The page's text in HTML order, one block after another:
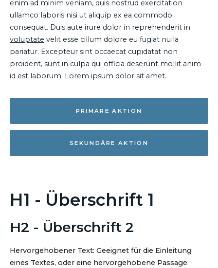
enim ad minim veniam, quis nostrud exercitation
ullamco laboris nisi ut aliquip ex ea commodo
consequat. Duis aute irure dolor in reprehenderit in
voluptate velit esse cillum dolore eu fugiat nulla
pariatur. Excepteur sint occaecat cupidatat non
proident, sunt in culpa qui officia deserunt mollit anim
id est laborum. Lorem ipsum dolor sit amet.
PRIMÄRE AKTION
SEKUNDÄRE AKTION
H1 - Überschrift 1
H2 - Überschrift 2
Hervorgehobener Text: Geeignet für die Einleitung
eines Textes, oder eine hervorgehobene Passage